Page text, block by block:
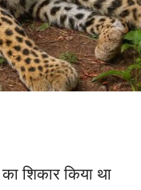
शिकार किया था